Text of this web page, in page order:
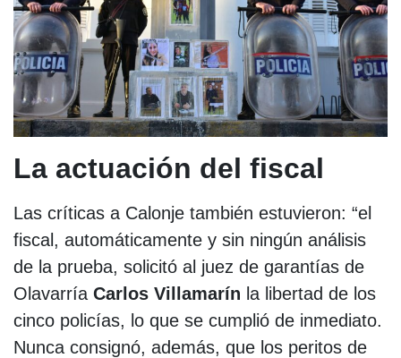
La actuación del fiscal
Las críticas a Calonje también estuvieron: “el
fiscal, automáticamente y sin ningún análisis
de la prueba, solicitó al juez de garantías de
Olavarría Carlos Villamarín la libertad de los
cinco policías, lo que se cumplió de inmediato.
Nunca consignó, además, que los peritos de